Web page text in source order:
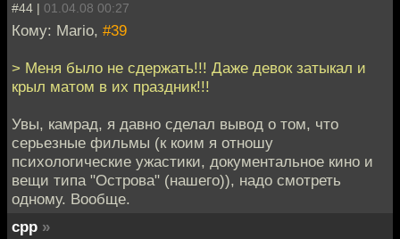
#44 | 01.04.08 00:27
Кому: Mario, #39
> Меня было не сдержать!!! Даже девок затыкал и
крыл матом в их праздник!!!
Увы, камрад, я давно сделал вывод о том, что
серьезные фильмы (к коим я отношу
психологические ужастики, документальное кино и
вещи типа "Острова" (нашего)), надо смотреть
одному. Вообще.
cpp »